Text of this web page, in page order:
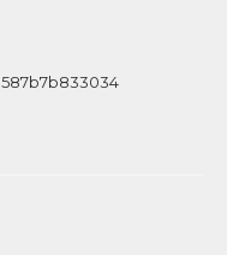
587b7b833034